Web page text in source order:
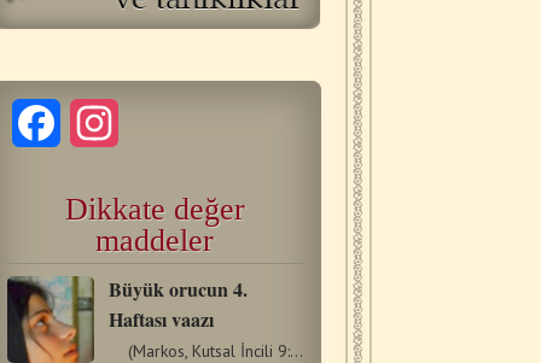
Facebook
Dikkate değer
maddeler
Büyük orucun 4.
Haftası vaazı
(Markos, Kutsal İncili 9:17-31) Bugünkü İncil okumasında…